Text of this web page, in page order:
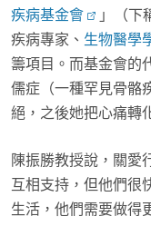
疾病基金會
」（下
疾病專家、 生物醫學
籌項目。而基金會的
儒症（一種罕見骨骼
絕，之後她把心痛轉
陳振勝教授說，關愛
互相支持，但他們很
生活，他們需要做得